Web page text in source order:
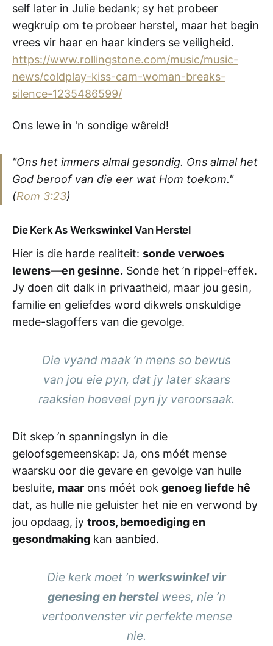
self later in Julie bedank; sy het probeer
wegkruip om te probeer herstel, maar het begin
vrees vir haar en haar kinders se veiligheid.
https://www.rollingstone.com/music/music-
news/coldplay-kiss-cam-woman-breaks-
silence-1235486599/
Ons lewe in 'n sondige wêreld!
"Ons het immers almal gesondig. Ons almal het
God beroof van die eer wat Hom toekom."
(Rom 3:23)
Die Kerk As Werkswinkel Van Herstel
Hier is die harde realiteit: sonde verwoes
lewens—en gesinne. Sonde het ’n rippel-effek.
Jy doen dit dalk in privaatheid, maar jou gesin,
familie en geliefdes word dikwels onskuldige
mede-slagoffers van die gevolge.
Die vyand maak ’n mens so bewus
van jou eie pyn, dat jy later skaars
raaksien hoeveel pyn jy veroorsaak.
Dit skep ’n spanningslyn in die
geloofsgemeenskap: Ja, ons móét mense
waarsku oor die gevare en gevolge van hulle
besluite, maar ons móét ook genoeg liefde hê
dat, as hulle nie geluister het nie en verwond by
jou opdaag, jy troos, bemoediging en
gesondmaking kan aanbied.
Die kerk moet ’n werkswinkel vir
genesing en herstelwees, nie ’n
vertoonvenster vir perfekte mense
nie.